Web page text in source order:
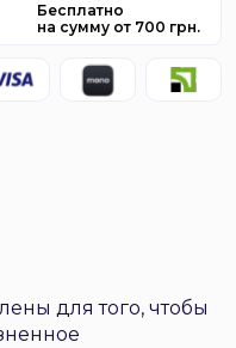
Бесплатно
на сумму от 700 грн.
для того, чтобы